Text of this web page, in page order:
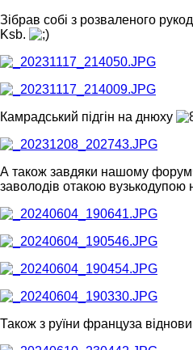
Зібрав собі з розваленого
Ksb.
Камрадський підгін на днюху
А також завдяки нашому
заволодів отакою вузькодупою
Також з руїни француза